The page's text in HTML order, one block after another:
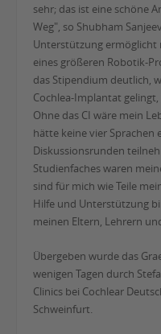
sehr; das ist eine schöne
Weg", so Shubham
Unterstützung ermöglicht
eines größeren Robotik-
das Stipendium deutlich,
Cochlea-Implantat
Ohne das CI wäre mein
hätte keine vier
Diskussionsrunden
Studienfaches waren
sind für mich wie Teile
Hilfe und Unterstützung
meinen Eltern, Lehrern
Übergeben wurde das
wenigen Tagen durch
Clinics bei Cochlear
Schweinfurt.